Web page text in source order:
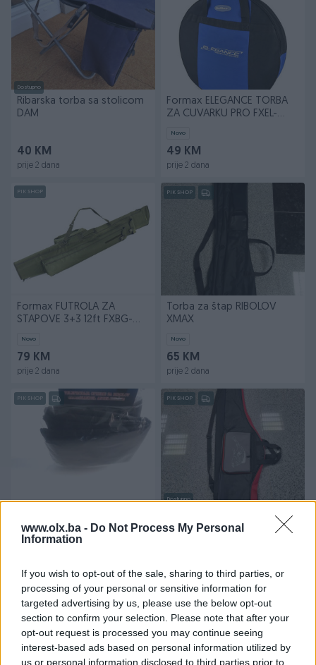
www.olx.ba - Do Not Process My Personal
Information
If you wish to opt-out of the sale, sharing to third parties, or
processing of your personal or sensitive information for
targeted advertising by us, please use the below opt-out
section to confirm your selection. Please note that after your
opt-out request is processed you may continue seeing
interest-based ads based on personal information utilized by
us or personal information disclosed to third parties prior to
Dostupno
Ribarska torba sa stolicom
DAM
40 KM
prije 2 dana
Formax ELEGANCE TORBA
ZA CUVARKU PRO FXEL-
Novo
49 KM
prije 2 dana
PIK SHOP
Formax FUTROLA ZA
STAPOVE 3+3 12ft FXBG-
Novo
79 KM
prije 2 dana
PIK SHOP
Torba za štap RIBOLOV
XMAX
Novo
65 KM
prije 2 dana
PIK SHOP
Novo
prije 2 dana
PIK SHOP
Dostupno
Torba za štapove 110cm
CRVENA
prije 2 dana
PIK SHOP